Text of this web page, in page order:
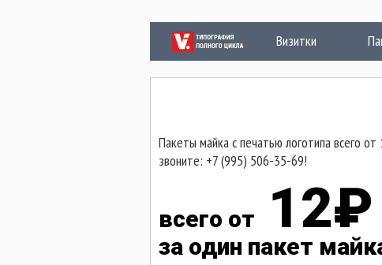
Визитки
Пакеты майка с печатью логотипа всего
звоните: +7 (995) 506-35-69!
всего от 12₽
за один пакет